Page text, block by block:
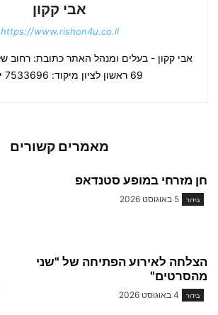
אבי קקון
https://www.rishon4u.co.il
69 ראשון לציון מיקוד: 7533696 ישראל
מאמרים קשורים
חן מזרחי במופע סטנדאפ
בידור 5 באוגוסט 2026
הצלחה לאירוע הפתיחה של "שני
מהסרטים"
בידור 4 באוגוסט 2026